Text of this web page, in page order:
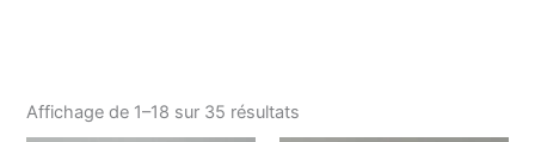
Affichage de 1–18 sur 35 résultats